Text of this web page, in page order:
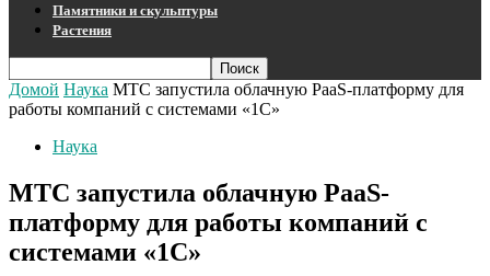
Памятники и скульптуры
Растения
Домой Наука МТС запустила облачную PaaS-платформу для
работы компаний с системами «1С»
Наука
МТС запустила облачную PaaS-
платформу для работы компаний с
системами «1С»